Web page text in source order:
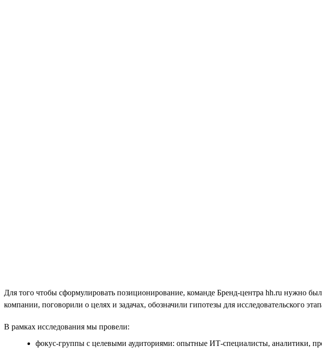
Для того чтобы сформулировать позиционирование, команде Бренд-центра hh.ru
компании, поговорили о целях и задачах, обозначили гипотезы для исследовательского
В рамках исследования мы провели:
фокус-группы с целевыми аудиториями: опытные ИТ-специалисты, аналитики,